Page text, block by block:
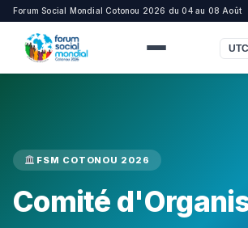
Forum Social Mondial Cotonou 2026 du 04 au 08 Août
FSM COTONOU 2026
Comité